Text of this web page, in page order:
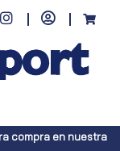
compra en nuestra